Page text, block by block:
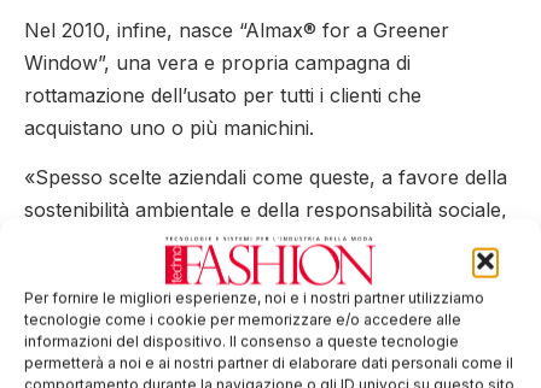
Per fornire le migliori esperienze, noi e i nostri partner utilizziamo
tecnologie come i cookie per memorizzare e/o accedere alle
informazioni del dispositivo. Il consenso a queste tecnologie
permetterà a noi e ai nostri partner di elaborare dati personali come il
Nel 2010, infine, nasce “Almax® for a Greener
Window”, una vera e propria campagna di
rottamazione dell’usato per tutti i clienti che
acquistano uno o più manichini.
«Spesso scelte aziendali come queste, a favore della
sostenibilità ambientale e della responsabilità sociale,
non sono facilmente percepibili all’esterno –
conclude l’AD di Almax – ma nel nostro caso posso
garantire che si sono dimostrate fondamentali per il
buon andamento dell’azienda e per il benessere dei
dipendenti. Ed è anche per questo motivo che